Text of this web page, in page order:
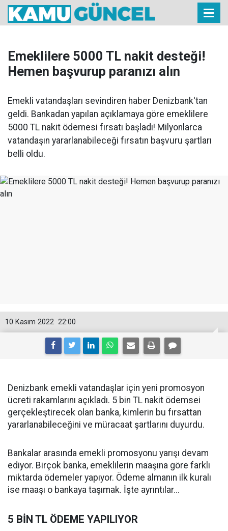
Emeklilere 5000 TL nakit desteği!
Hemen başvurup paranızı alın
Emekli vatandaşları sevindiren haber Denizbank'tan
geldi. Bankadan yapılan açıklamaya göre emeklilere
5000 TL nakit ödemesi fırsatı başladı! Milyonlarca
vatandaşın yararlanabileceği fırsatın başvuru şartları
belli oldu.
22:00
10 Kasım 2022
Denizbank emekli vatandaşlar için yeni promosyon
ücreti rakamlarını açıkladı. 5 bin TL nakit ödemsei
gerçekleştirecek olan banka, kimlerin bu fırsattan
yararlanabileceğini ve müracaat şartlarını duyurdu.
Bankalar arasında emekli promosyonu yarışı devam
ediyor. Birçok banka, emeklilerin maaşına göre farklı
miktarda ödemeler yapıyor. Ödeme almanın ilk kuralı
ise maaşı o bankaya taşımak. İşte ayrıntılar...
5 BİN TL ÖDEME YAPILIYOR